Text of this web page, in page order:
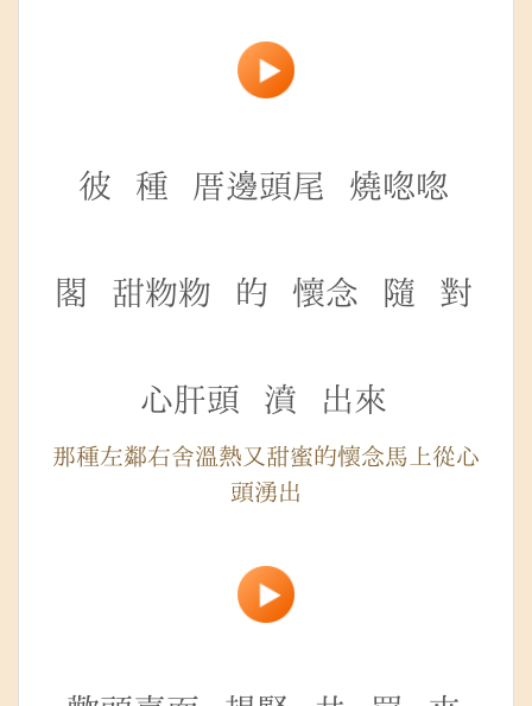
彼 種 厝邊頭尾 燒唿唿
閣 甜粅粅 的 懷念 隨 對
心肝頭 濆 出來
那種左鄰右舍溫熱又甜蜜的懷念馬上從心
頭湧出